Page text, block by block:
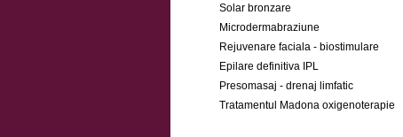
Solar bronzare
Microdermabraziune
Rejuvenare faciala - biostimulare
Epilare definitiva IPL
Presomasaj - drenaj limfatic
Tratamentul Madona oxigenoterapie